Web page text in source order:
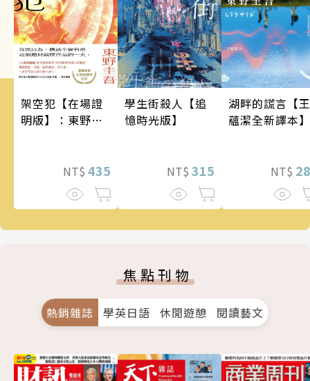
架空犯【在場證
明版】：東野圭
蝠》系列重磅新
NT$ 435
學生街殺人【追
憶時光版】
NT$ 315
湖畔的謊言【王
蘊潔全新譯本】
NT$
焦點刊物
熱銷雜誌 學英日語 休閒遊憩 閱讀藝文